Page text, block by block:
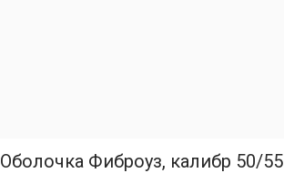
Оболочка Фиброуз, калибр 50/55